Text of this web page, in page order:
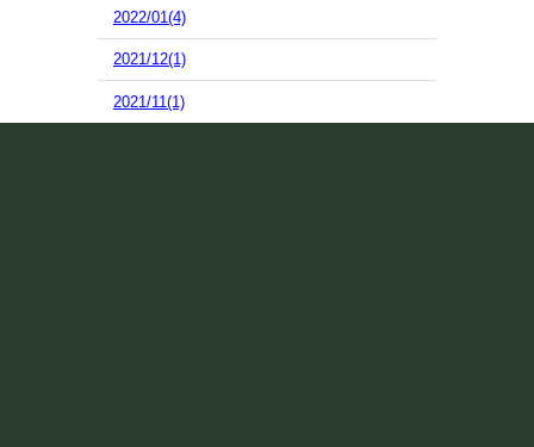
2022/01(4)
2021/12(1)
2021/11(1)